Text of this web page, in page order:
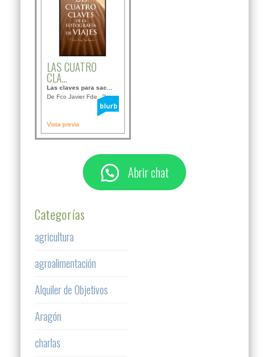
LAS CUATRO
CLA...
Las claves para sac...
De Fco Javier Fdez B...
Vista previa
Abrir chat
Categorías
agricultura
agroalimentación
Alquiler de Objetivos
Aragón
charlas